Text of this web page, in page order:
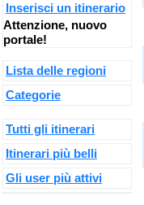
Inserisci un itinerario
Attenzione, nuovo
portale!
Lista delle regioni
Categorie
Tutti gli itinerari
Itinerari più belli
Gli user più attivi